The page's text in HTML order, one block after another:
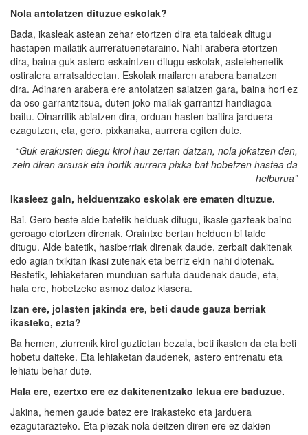
Nola antolatzen dituzue eskolak?
Bada, ikasleak astean zehar etortzen dira eta taldeak ditugu
hastapen mailatik aurreratuenetaraino. Nahi arabera etortzen
dira, baina guk astero eskaintzen ditugu eskolak, astelehenetik
ostiralera arratsaldeetan. Eskolak mailaren arabera banatzen
dira. Adinaren arabera ere antolatzen saiatzen gara, baina hori ez
da oso garrantzitsua, duten joko mailak garrantzi handiagoa
baitu. Oinarritik abiatzen dira, orduan hasten baitira jarduera
ezagutzen, eta, gero, pixkanaka, aurrera egiten dute.
“Guk erakusten diegu kirol hau zertan datzan, nola jokatzen den,
zein diren arauak eta hortik aurrera pixka bat hobetzen hastea da
helburua”
Ikasleez gain, helduentzako eskolak ere ematen dituzue.
Bai. Gero beste alde batetik helduak ditugu, ikasle gazteak baino
geroago etortzen direnak. Oraintxe bertan helduen bi talde
ditugu. Alde batetik, hasiberriak direnak daude, zerbait dakitenak
edo agian txikitan ikasi zutenak eta berriz ekin nahi diotenak.
Bestetik, lehiaketaren munduan sartuta daudenak daude, eta,
hala ere, hobetzeko asmoz datoz klasera.
Izan ere, jolasten jakinda ere, beti daude gauza berriak
ikasteko, ezta?
Ba hemen, ziurrenik kirol guztietan bezala, beti ikasten da eta beti
hobetu daiteke. Eta lehiaketan daudenek, astero entrenatu eta
lehiatu behar dute.
Hala ere, ezertxo ere ez dakitenentzako lekua ere baduzue.
Jakina, hemen gaude batez ere irakasteko eta jarduera
ezagutarazteko. Eta piezak nola deitzen diren ere ez dakien